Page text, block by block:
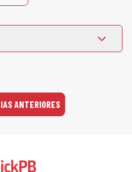
ANTERIORES